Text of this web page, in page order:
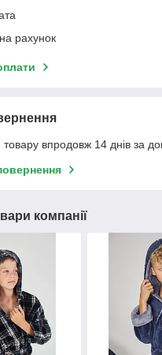
рахунок
впродовж 14 днів за
компанії